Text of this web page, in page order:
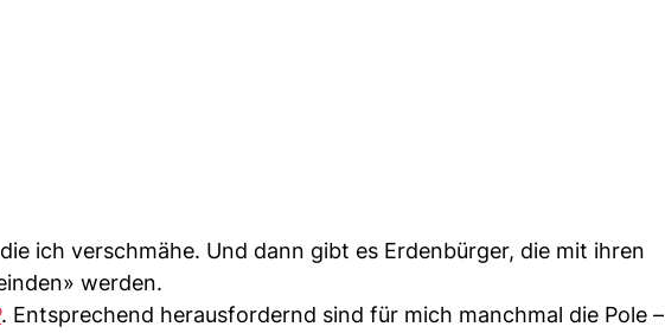
ich verschmähe. Und dann gibt es Erdenbürger, die mit ihren
werden.
. Entsprechend herausfordernd sind für mich manchmal die Pole –